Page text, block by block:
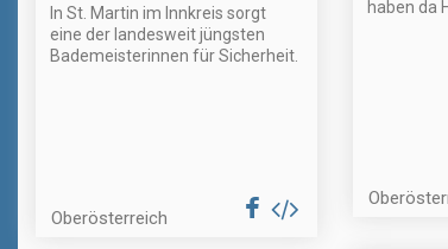
In St. Martin im Innkreis sorgt
eine der landesweit jüngsten
Bademeisterinnen für Sicherheit.
Oberösterreich
haben da